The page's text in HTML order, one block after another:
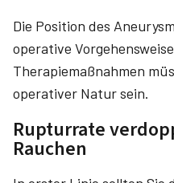
Die Position des
operative
Therapiemaßnahmen
operativer Natur sein.
Rupturrate
Rauchen